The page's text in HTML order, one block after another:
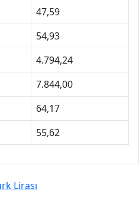
47,59
54,93
4.794,24
7.844,00
64,17
55,62
Lirası